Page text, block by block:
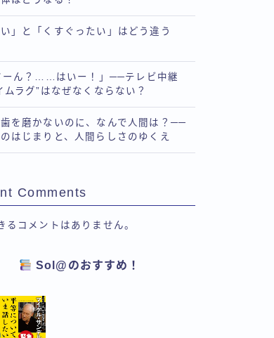
い」と「くすぐったい」はどう違う
ーん？……はいー！」──テレビ中継
ムラグ”はなぜなくならない？
を磨かないのに、なんで人間は？──
はじまりと、人間らしさのゆくえ
Comments
るコメントはありません。
Sol@のおすすめ！